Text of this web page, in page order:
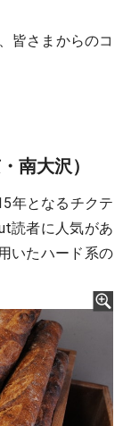
皆さまからのコ
南大沢）
年となるチクテ
読者に人気があ
いたハード系の